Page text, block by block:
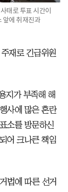
태로 투표 시간이
앞에 취재진과
재로 긴급위원
지가 부족해 해
사에 많은 혼란
소를 방문하신
어 크나큰 책임
법에 따른 선거